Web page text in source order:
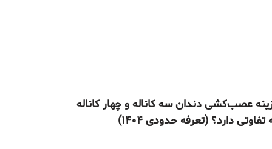
عصب‌کشی دندان سه کاناله و چهار کاناله
دارد؟ (تعرفه حدودی ۱۴۰۴)